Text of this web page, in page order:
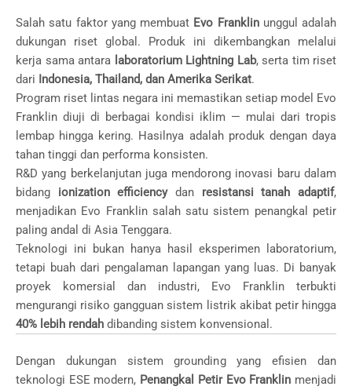
Salah satu faktor yang membuat Evo Franklinunggul adalah
dukungan riset global. Produk ini dikembangkan melalui
kerja sama antara laboratorium Lightning Lab, serta tim riset
dari Indonesia, Thailand, dan Amerika Serikat.
Program riset lintas negara ini memastikan setiap model Evo
Franklin diuji di berbagai kondisi iklim — mulai dari tropis
lembap hingga kering. Hasilnya adalah produk dengan daya
tahan tinggi dan performa konsisten.
R&D yang berkelanjutan juga mendorong inovasi baru dalam
bidang ionization efficiencydan resistansi tanah adaptif,
menjadikan Evo Franklin salah satu sistem penangkal petir
paling andal di Asia Tenggara.
Teknologi ini bukan hanya hasil eksperimen laboratorium,
tetapi buah dari pengalaman lapangan yang luas. Di banyak
proyek komersial dan industri, Evo Franklin terbukti
mengurangi risiko gangguan sistem listrik akibat petir hingga
40% lebih rendah dibanding sistem konvensional.
Dengan dukungan sistem grounding yang efisien dan
teknologi ESE modern, Penangkal Petir Evo Franklin menjadi